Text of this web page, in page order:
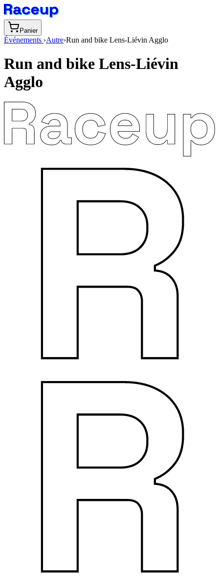
Panier
Événements ›Autre›Run and bike Lens-Liévin Agglo
Run and bike Lens-Liévin
Agglo